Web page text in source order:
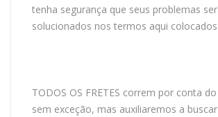
tenha segurança que seus problemas
solucionados nos termos aqui
TODOS OS FRETES correm por conta
sem exceção, mas auxiliaremos a